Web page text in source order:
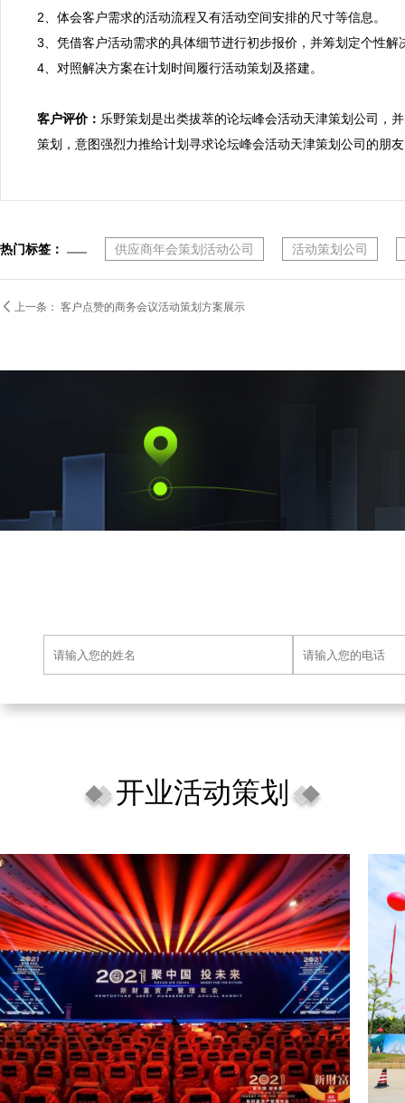
2、体会客户需求的活动流程又有活动空间安排的尺寸等信息。
3、凭借客户活动需求的具体细节进行初步报价，并筹划定个性解
4、对照解决方案在计划时间履行活动策划及搭建。
客户评价： 乐野策划是出类拔萃的论坛峰会活动天津策划公司，
策划，意图强烈力推给计划寻求论坛峰会活动天津策划公司的朋
热门标签： 供应商年会策划活动公司 活动策划公司
 上一条： 客户点赞的商务会议活动策划方案展示
开业活动策划